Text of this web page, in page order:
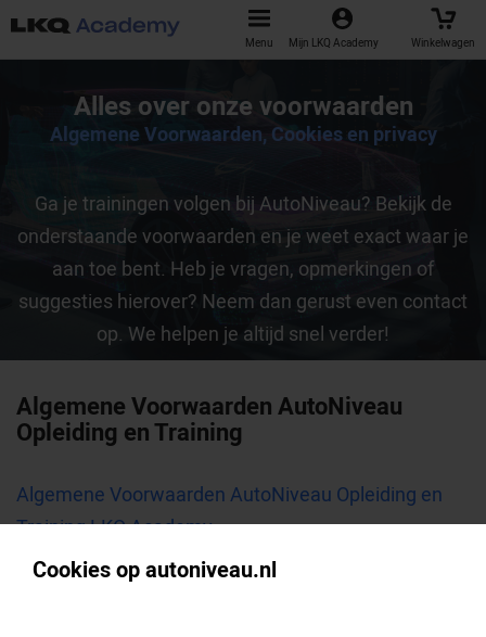
Cookies op autoniveau.nl
Menu Mijn LKQ Academy Winkelwagen
Alles over onze voorwaarden
Algemene Voorwaarden, Cookies en privacy
Ga je trainingen volgen bij AutoNiveau? Bekijk de
onderstaande voorwaarden en je weet exact waar je
aan toe bent. Heb je vragen, opmerkingen of
suggesties hierover? Neem dan gerust even contact
op. We helpen je altijd snel verder!
Algemene Voorwaarden AutoNiveau
Opleiding en Training
Algemene Voorwaarden AutoNiveau Opleiding en
Training LKQ Academy
Algemene Voorwaarden AutoNiveau Opleiding en